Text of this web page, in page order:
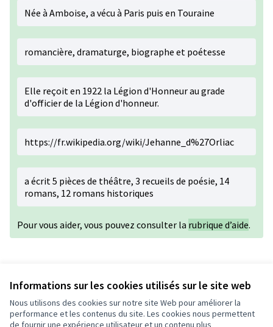
Informations sur les cookies utilisés sur le site web
Nous utilisons des cookies sur notre site Web pour améliorer la
performance et les contenus du site. Les cookies nous permettent
de fournir une expérience utilisateur et un contenu plus
Née à Amboise, a vécu à Paris puis en Touraine
romancière, dramaturge, biographe et poétesse
Elle reçoit en 1922 la Légion d'Honneurau grade
d'officier de la Légion d'honneur.
https://fr.wikipedia.org/wiki/Jehanne_d%27Orliac
a écrit 5 pièces de théâtre, 3 recueils de poésie, 14
romans, 12 romans historiques
Pour vous aider, vous pouvez consulter la rubrique d’aide.
Version 1 de 1
Conditions d'utilisation